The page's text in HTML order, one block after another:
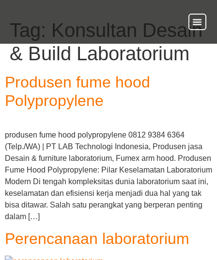
Tag: Konsultan Desain
& Build Laboratorium
Produsen fume hood
Polypropylene
produsen fume hood polypropylene 0812 9384 6364
(Telp./WA) | PT LAB Technologi Indonesia, Produsen jasa
Desain & furniture laboratorium, Fumex arm hood. Produsen
Fume Hood Polypropylene: Pilar Keselamatan Laboratorium
Modern Di tengah kompleksitas dunia laboratorium saat ini,
keselamatan dan efisiensi kerja menjadi dua hal yang tak
bisa ditawar. Salah satu perangkat yang berperan penting
dalam […]
Perencanaan laboratorium